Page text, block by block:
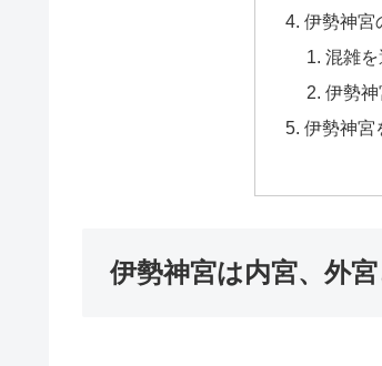
伊勢神宮
混雑
伊勢
伊勢神宮
伊勢神宮は内宮、外